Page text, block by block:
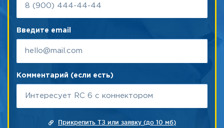
Введите email
Комментарий (если есть)
Прикрепить ТЗ или заявку (до 10 мб)